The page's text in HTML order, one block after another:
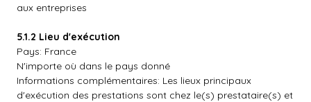
aux entreprises
5.1.2 Lieu d'exécution
Pays: France
N'importe où dans le pays donné
Informations complémentaires: Les lieux principaux
d'exécution des prestations sont chez le(s) prestataire(s) et